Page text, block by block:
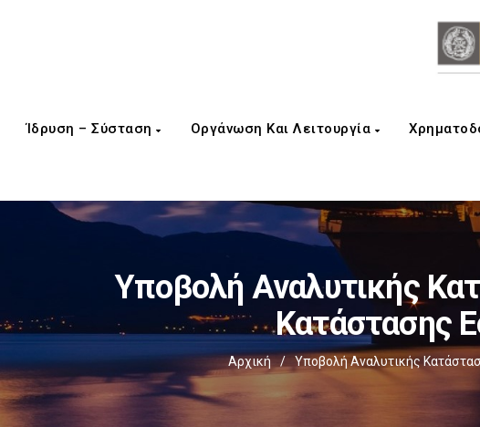
Ίδρυση – Σύσταση Οργάνωση Και Λειτουργία
Υποβολή Αναλυτικής
Κατάστασης
Αρχική / Υποβολή Αναλυτικής